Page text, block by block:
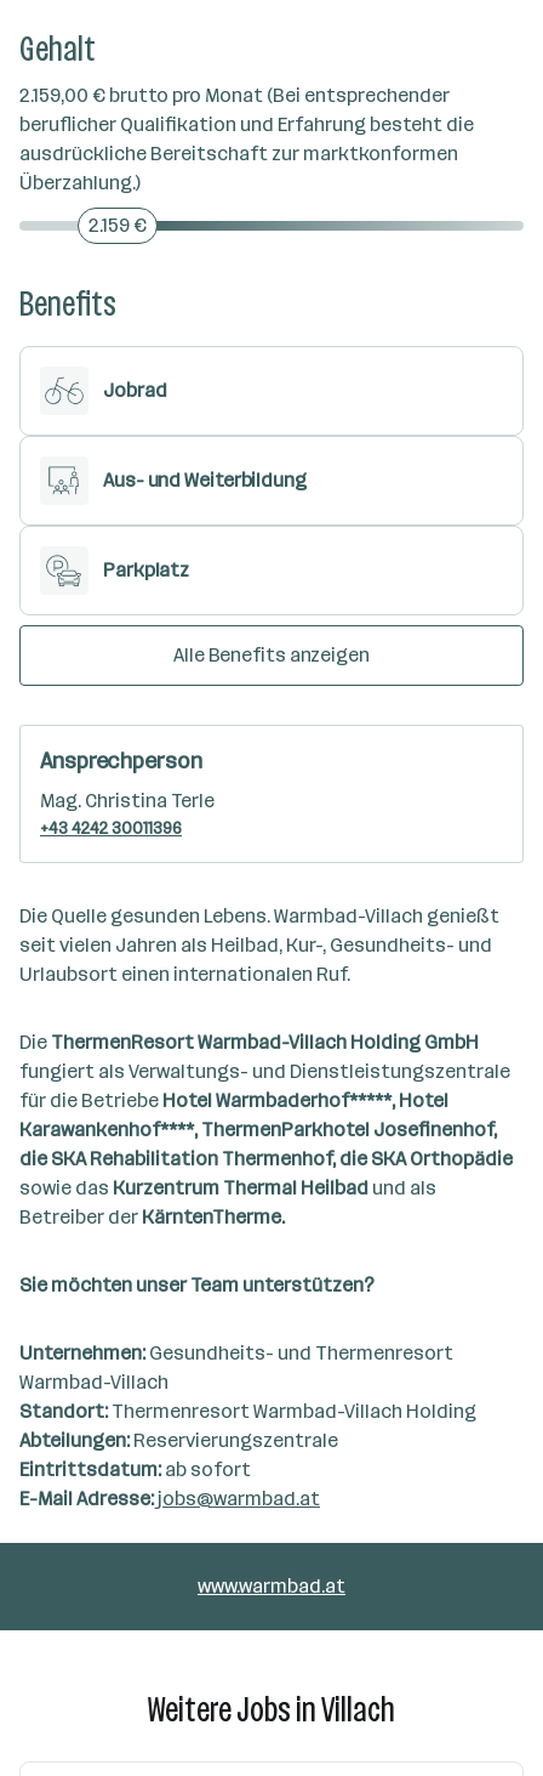
Gehalt
2.159,00 € brutto pro Monat (Bei entsprechender
beruflicher Qualifikation und Erfahrung besteht die
ausdrückliche Bereitschaft zur marktkonformen
Überzahlung.)
2.159 €
Benefits
Jobrad
Aus- und Weiterbildung
Parkplatz
Alle Benefits anzeigen
Ansprechperson
Mag. Christina Terle
+43 4242 30011396
Die Quelle gesunden Lebens. Warmbad-Villach genießt
seit vielen Jahren als Heilbad, Kur-, Gesundheits- und
Urlaubsort einen internationalen Ruf.
Die ThermenResort Warmbad-Villach Holding GmbH
fungiert als Verwaltungs- und Dienstleistungszentrale
für die Betriebe Hotel Warmbaderhof*****, Hotel
Karawankenhof****, ThermenParkhotel Josefinenhof,
die SKA Rehabilitation Thermenhof, die SKA Orthopädie
sowie das Kurzentrum Thermal Heilbad und als
Betreiber der KärntenTherme.
Sie möchten unser Team unterstützen?
Unternehmen:Gesundheits- und Thermenresort
Warmbad-Villach
Standort:Thermenresort Warmbad-Villach Holding
Abteilungen:Reservierungszentrale
Eintrittsdatum:ab sofort
E-Mail Adresse:jobs@warmbad.at
www.warmbad.at
Weitere Jobs in Villach